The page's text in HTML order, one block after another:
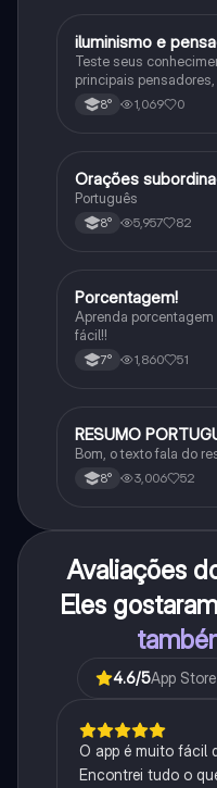
História
iluminismo e
Teste seus
principais
impacto histórico.
8° 1,069 0
Português
Orações
Português
8° 5,957 82
Matematica
Porcentagem!
Aprenda
fácil!!
7° 1,860 51
Português
RESUMO
Bom, o texto fala do
8° 3,006 52
Avaliações
Eles
4.6/5App Store
O app é muito fácil
Encontrei tudo o